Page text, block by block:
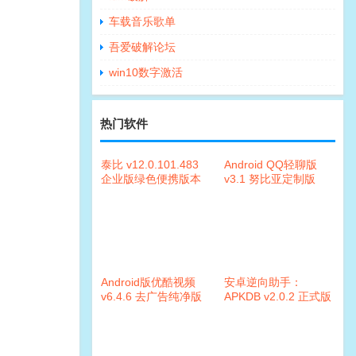
车载音乐歌单
吾爱破解论坛
win10数字激活
热门软件
泰比 v12.0.101.483
企业版绿色便携版本
Android QQ轻聊版
v3.1 努比亚定制版
Android版优酷视频
v6.4.6 去广告纯净版
安卓逆向助手：
APKDB v2.0.2 正式版